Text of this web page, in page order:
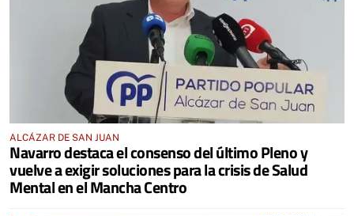
ALCÁZAR DE SAN JUAN
Navarro destaca el consenso del último Pleno y
vuelve a exigir soluciones para la crisis de Salud
Mental en el Mancha Centro